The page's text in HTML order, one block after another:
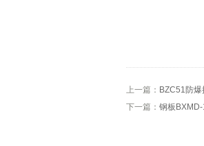
上一篇： BZC51防
下一篇： 钢板